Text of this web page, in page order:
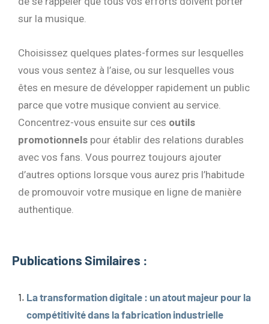
sur la musique.
Choisissez quelques plates-formes sur lesquelles
vous vous sentez à l’aise, ou sur lesquelles vous
êtes en mesure de développer rapidement un public
parce que votre musique convient au service.
Concentrez-vous ensuite sur ces outils
promotionnels pour établir des relations durables
avec vos fans. Vous pourrez toujours ajouter
d’autres options lorsque vous aurez pris l’habitude
de promouvoir votre musique en ligne de manière
authentique.
Publications Similaires :
La transformation digitale : un atout majeur pour la
compétitivité dans la fabrication industrielle